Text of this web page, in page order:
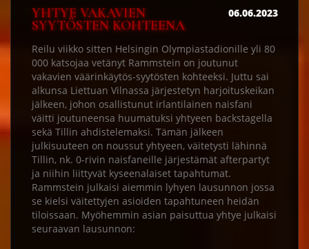
YHTYE VAKAVIEN
SYYTÖSTEN KOHTEENA
06.06.2023
Reilu viikko sitten Helsingin Olympiastadionille yli 80
000 katsojaa vetänyt Rammstein on joutunut
vakavien väärinkäytös-syytösten kohteeksi. Juttu sai
alkunsa Liettuan Vilnassa järjestetyn harjoituskeikan
jälkeen, johon osallistunut irlantilainen naisfani
väitti joutuneensa huumatuksi yhtyeen backstagella
sekä Tillin ahdistelemaksi. Tämän jälkeen
julkisuuteen on noussut yhtyeen, väitetysti lähinnä
Tillin, nk. 0-rivin naisfaneille järjestämät afterpartyt
ja niihin liittyvät kyseenalaiset tapahtumat.
Rammstein julkaisi aiemmin lyhyen lausunnon jossa
se kielsi väitettyjen asioiden tapahtuneen heidän
tiloissaan. Myöhemmin asian paisuttua yhtye julkaisi
seuraavan lausunnon: